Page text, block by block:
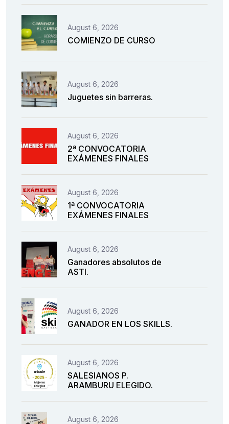
August 6, 2026
COMIENZO DE CURSO
August 6, 2026
Juguetes sin barreras.
August 6, 2026
2ª CONVOCATORIA
EXÁMENES FINALES
August 6, 2026
1ª CONVOCATORIA
EXÁMENES FINALES
August 6, 2026
Ganadores absolutos de
ASTI.
August 6, 2026
GANADOR EN LOS SKILLS.
August 6, 2026
SALESIANOS P.
ARAMBURU ELEGIDO.
August 6, 2026